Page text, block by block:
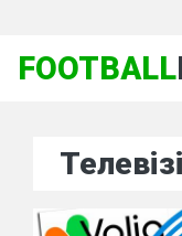
FOOTBALL